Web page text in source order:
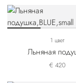
1 цвет
Льняная
€ 420